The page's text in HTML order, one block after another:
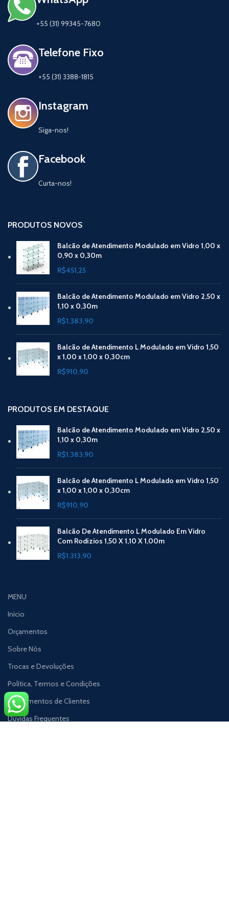
+55 (31) 99345-7680
Telefone Fixo
+55 (31) 3388-1815
Instagram
Siga-nos!
Facebook
Curta-nos!
PRODUTOS NOVOS
Balcão de Atendimento Modulado em Vidro 1,00 x
0,90 x 0,30m
R$451,25
Balcão de Atendimento Modulado em Vidro 2,50 x
1,10 x 0,30m
R$1.383,90
Balcão de Atendimento L Modulado em Vidro 1,50
x 1,00 x 1,00 x 0,30cm
R$910,90
PRODUTOS EM DESTAQUE
Balcão de Atendimento Modulado em Vidro 2,50 x
1,10 x 0,30m
R$1.383,90
Balcão de Atendimento L Modulado em Vidro 1,50
x 1,00 x 1,00 x 0,30cm
R$910,90
Balcão De Atendimento L Modulado Em Vidro
Com Rodízios 1,50 X 1,10 X 1,00m
R$1.313,90
MENU
Início
Orçamentos
Sobre Nós
Trocas e Devoluções
Política, Termos e Condições
Depoimentos de Clientes
Dúvidas Frequentes